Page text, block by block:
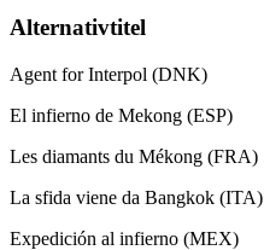
Alternativtitel
Agent for Interpol (DNK)
El infierno de Mekong (ESP)
Les diamants du Mékong (FRA)
La sfida viene da Bangkok (ITA)
Expedición al infierno (MEX)